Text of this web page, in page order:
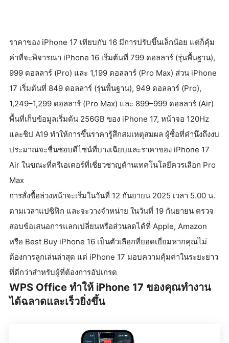
ราคาของ iPhone 17 เทียบกับ 16 มีการปรับขึ้นเล็กน้อย แต่ก็คุ้ม
ค่าที่จะพิจารณา iPhone 16 เริ่มต้นที่ 799 ดอลลาร์ (รุ่นพื้นฐาน),
999 ดอลลาร์ (Pro) และ 1,199 ดอลลาร์ (Pro Max) ส่วน iPhone
17 เริ่มต้นที่ 849 ดอลลาร์ (รุ่นพื้นฐาน), 949 ดอลลาร์ (Pro),
1,249–1,299 ดอลลาร์ (Pro Max) และ 899–999 ดอลลาร์ (Air)
พื้นที่เก็บข้อมูลเริ่มต้น 256GB ของ iPhone 17, หน้าจอ 120Hz
และชิป A19 ทำให้การขึ้นราคารู้สึกสมเหตุสมผล ผู้ซื้อที่คำนึงถึงงบ
ประมาณจะชื่นชอบดีไซน์ที่บางเฉียบและราคาของ iPhone 17
Air ในขณะที่ครีเอเตอร์ที่เชี่ยวชาญด้านเทคโนโลยีควรเลือก Pro
Max
การสั่งซื้อล่วงหน้าจะเริ่มในวันที่ 12 กันยายน 2025 เวลา 5.00 น.
ตามเวลาแปซิฟิก และจะวางจำหน่าย ในวันที่ 19 กันยายน ตรวจ
สอบข้อเสนอการแลกเปลี่ยนหรือส่วนลดได้ที่ Apple, Amazon
หรือ Best Buy iPhone 16 เป็นตัวเลือกที่ยอดเยี่ยมหากคุณไม่
ต้องการลูกเล่นล่าสุด แต่ iPhone 17 มอบความคุ้มค่าในระยะยาว
ที่ดีกว่าสำหรับผู้ที่ต้องการอัปเกรด
WPS Office ทำให้ iPhone 17 ของคุณทำงาน
ได้ฉลาดและเร็วยิ่งขึ้น